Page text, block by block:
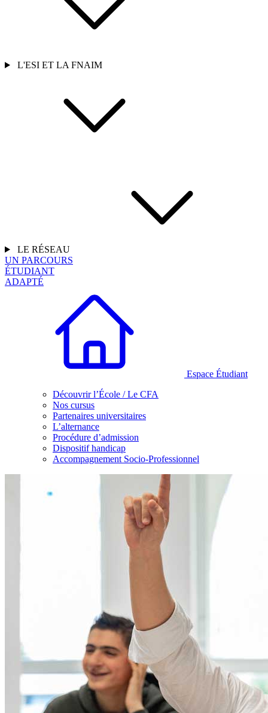
L'ESI ET LA FNAIM
LE RÉSEAU
UN PARCOURS
ÉTUDIANT
ADAPTÉ
Espace Étudiant
Découvrir l’École / Le CFA
Nos cursus
Partenaires universitaires
L’alternance
Procédure d’admission
Dispositif handicap
Accompagnement Socio-Professionnel